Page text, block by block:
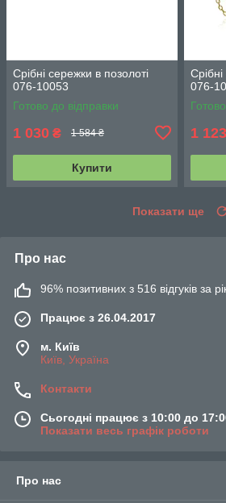
Срібні сережки в позолоті
076-10053
Готово до відправки
1 030 ₴ 1 584 ₴
Купити
076-
1 123
Показати ще
Про нас
96% позитивних з 516 відгуків за
Працює з 26.04.2017
м. Київ
Київ, Україна
Контакти
Сьогодні працює з 10:00 до
Показати весь графік роботи
Про нас